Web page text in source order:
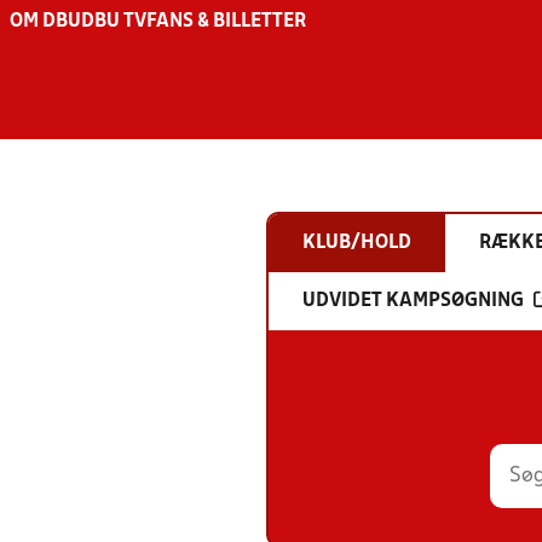
OM DBU DBU TV FANS & BILLETTER
KLUB/HOLD
UDVIDET KAMPSØGNING